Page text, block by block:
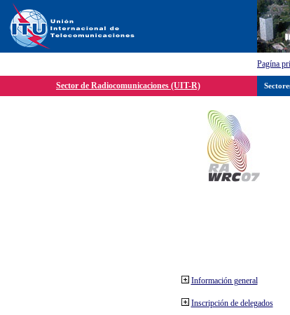
Pagína
Sector de Radiocomunicaciones (UIT-R)
Información general
Inscripción de delegados